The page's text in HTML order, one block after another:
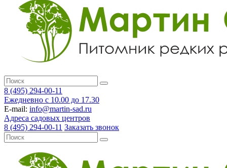
8 (495) 294-00-11
Ежедневно с 10.00 до 17.30
E-mail: info@martin-sad.ru
Адреса садовых центров
8 (495) 294-00-11 Заказать звонок